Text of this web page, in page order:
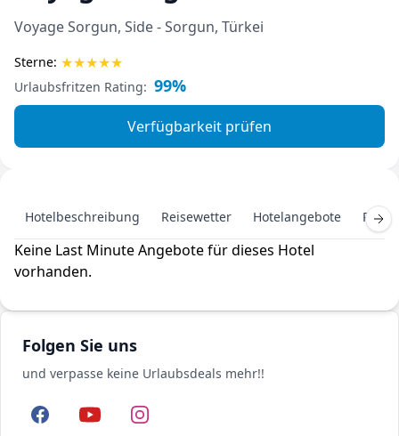
Voyage Sorgun, Side - Sorgun, Türkei
Sterne: ★★★★★
Urlaubsfritzen Rating: 99%
Verfügbarkeit prüfen
Hotelbeschreibung Reisewetter Hotelangebote
Keine Last Minute Angebote für dieses Hotel
vorhanden.
Folgen Sie uns
und verpasse keine Urlaubsdeals mehr!!
FacebookYouTubeInstagram